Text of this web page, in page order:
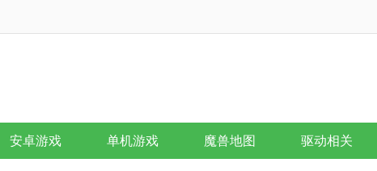
安卓游戏 单机游戏 魔兽地图 驱动相关